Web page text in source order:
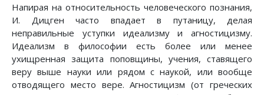
Напирая на относительность человеческого познания,
И. Дицген часто впадает в путаницу, делая
неправильные уступки идеализму и агностицизму.
Идеализм в философии есть более или менее
ухищренная защита поповщины, учения, ставящего
веру выше науки или рядом с наукой, или вообще
отводящего место вере. Агностицизм (от греческих